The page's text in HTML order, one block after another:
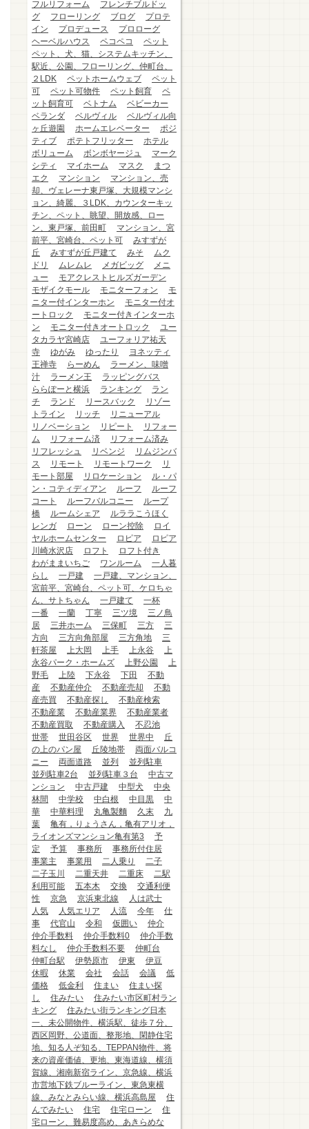
フルリフォーム
フレンチブルドッ
グ
フローリング ブログ
プロテ
イン
プロデュース
プロローグ
ヘーベルハウス
ペコペコ
ペット
ペット、犬、猫、システムキッチン、
駅近、公園、フローリング、仲町台、
２LDK
ペットホームウェブ
ペット
可
ペット可物件 ペット飼育
ペ
ット飼育可
ベトナム
ベビーカー
ベランダ
ベルヴィル
ベルヴィル向
ヶ丘遊園
ホームエレベーター
ポジ
ティブ
ポテトフリッター
ホテル
ボリューム
ボンボヤージュ
マーク
シティ
マイホーム マスク
まつ
エク
マンション
マンション、売
却、ヴェレーナ東戸塚、大規模マンシ
ョン、綺麗、３LDK、カウンターキッ
チン、ペット、眺望、開放感、ロー
ン、東戸塚、前田町
マンション、宮
前平、宮崎台、ペット可
みすずが
丘
みすずが丘戸建て みそ
ムク
ドリ
ムレムレ メガビッグ
メニ
ュー
モアクレストヒルズガーデン
モザイクモール
モニターフォン
モ
ニター付インターホン
モニター付オ
ートロック
モニター付きインターホ
ン
モニター付きオートロック
ユー
タカラヤ宮崎店
ユーフォリア祐天
寺
ゆがみ ゆったり
ヨネッティ
王禅寺
らーめん
ラーメン、味噌
汁
ラーメン王
ラッピングバス
ららぽーと横浜
ランキング
ラン
チ
ランド リースバック
リゾー
トライン
リッチ
リニューアル
リノベーション
リピート
リフォー
ム
リフォーム済
リフォーム済み
リフレッシュ
リベンジ
リムジンバ
ス
リモート リモートワーク
リ
モート部屋
リロケーション
ル・パ
ン・コティディアン
ルーフ
ルーフ
コート
ルーフバルコニー
ループ
橋
ルームシェア
ルララこうほく
レンガ
ローン ローン控除
ロイ
ヤルホームセンター
ロピア
ロピア
川崎水沢店
ロフト
ロフト付き
わがままいちご
ワンルーム
一人暮
らし
一戸建
一戸建、マンション、
宮前平、宮崎台、ペット可、ケロちゃ
ん、サトちゃん
一戸建て
一杯
一番
一蘭 丁寧 三ツ境
三ノ鳥
居
三井ホーム 三保町 三方
三
方向
三方向角部屋 三方角地
三
軒茶屋
上大岡 上手 上永谷
上
永谷パーク・ホームズ
上野公園
上
野毛
上陸 下永谷 下田
不動
産
不動産仲介 不動産売却
不動
産売買
不動産探し
不動産検索
不動産業
不動産業界
不動産業者
不動産買取
不動産購入
不忍池
世帯
世田谷区 世界 世界中
丘
の上のパン屋
丘陵地帯
両面バルコ
ニー
両面道路 並列
並列駐車
並列駐車2台
並列駐車３台
中古マ
ンション
中古戸建 中型犬
中央
林間
中学校 中白根 中目黒
中
華
中華料理 丸亀製麵 久末
九
葉
亀有，りょうさん，亀有アリオ，
ライオンズマンション亀有第3
予
定
予算 事務所
事務所付住居
事業主
事業用 二人乗り
二子
二子玉川
二重天井 二重床
二駅
利用可能
五本木 交換
交通利便
性
京急 京浜東北線
人は武士
人気
人気エリア 人流 今年
仕
事
代官山 令和 仮囲い
仲介
仲介手数料
仲介手数料0
仲介手数
料なし
仲介手数料不要
仲町台
仲町台駅
伊勢原市 伊東
伊豆
休暇
休業 会社 会話 会議
低
価格
低金利 住まい
住まい探
し
住みたい
住みたい市区町村ラン
キング
住みたい街ランキング日本
一、未公開物件、横浜駅、徒歩７分、
西区岡野、公道面、整形地、閑静住宅
地、知る人ぞ知る、TEPPAN物件、将
来の資産価値、更地、東海道線、横須
賀線、湘南新宿ライン、京急線、横浜
市営地下鉄ブルーライン、東急東横
線、みなとみらい線、横浜高島屋
住
んでみたい
住宅 住宅ローン
住
宅ローン、難易度高め、あきらめな